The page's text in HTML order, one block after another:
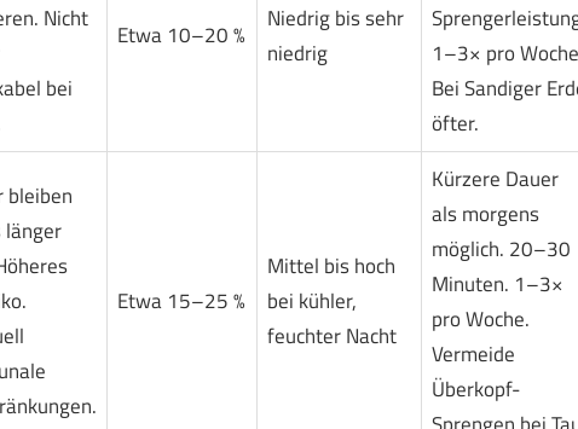
Nicht
bei
Etwa 10–20 %
Niedrig bis sehr
niedrig
1–3× pro
Bei Sandiger
öfter.
bleiben
länger
Etwa 15–25 %
Mittel bis hoch
bei kühler,
feuchter Nacht
Kürzere Dauer
als morgens
möglich. 20–30
Minuten. 1–3×
pro Woche.
Vermeide
Überkopf-